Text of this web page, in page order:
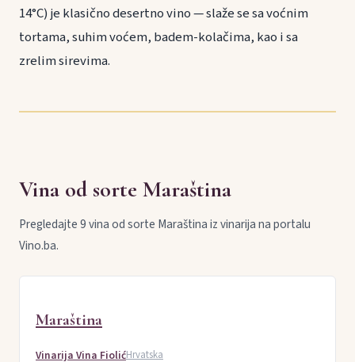
14°C) je klasično desertno vino — slaže se sa voćnim
tortama, suhim voćem, badem-kolačima, kao i sa
zrelim sirevima.
Vina od sorte Maraština
Pregledajte 9 vina od sorte Maraština iz vinarija na portalu
Vino.ba.
Maraština
Vinarija Vina FiolićHrvatska